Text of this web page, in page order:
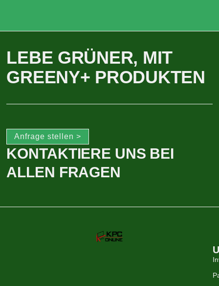
LEBE GRÜNER, MIT
GREENY+ PRODUKTEN
Anfrage stellen >
KONTAKTIERE UNS BEI
ALLEN FRAGEN